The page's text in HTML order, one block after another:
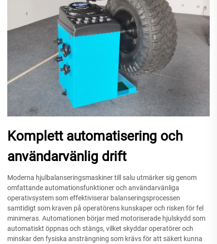
Komplett automatisering och
användarvänlig drift
Moderna hjulbalanseringsmaskiner till salu utmärker sig genom
omfattande automationsfunktioner och användarvänliga
operativsystem som effektiviserar balanseringsprocessen
samtidigt som kraven på operatörens kunskaper och risken för fel
minimeras. Automationen börjar med motoriserade hjulskydd som
automatiskt öppnas och stängs, vilket skyddar operatörer och
minskar den fysiska ansträngning som krävs för att säkert kunna